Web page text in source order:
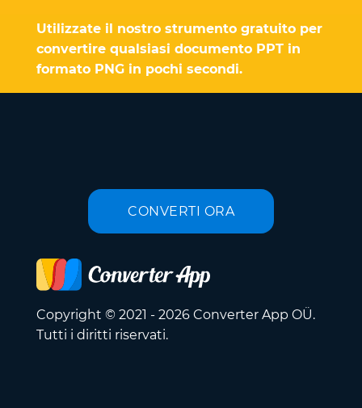
Utilizzate il nostro strumento gratuito per
convertire qualsiasi documento PPT in
formato PNG in pochi secondi.
CONVERTI ORA
Copyright © 2021 - 2026 Converter App OÜ.
Tutti i diritti riservati.